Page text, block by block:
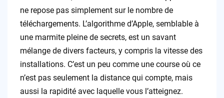
ne repose pas simplement sur le nombre de
téléchargements. L’algorithme d’Apple, semblable à
une marmite pleine de secrets, est un savant
mélange de divers facteurs, y compris la vitesse des
installations. C’est un peu comme une course où ce
n’est pas seulement la distance qui compte, mais
aussi la rapidité avec laquelle vous l’atteignez.